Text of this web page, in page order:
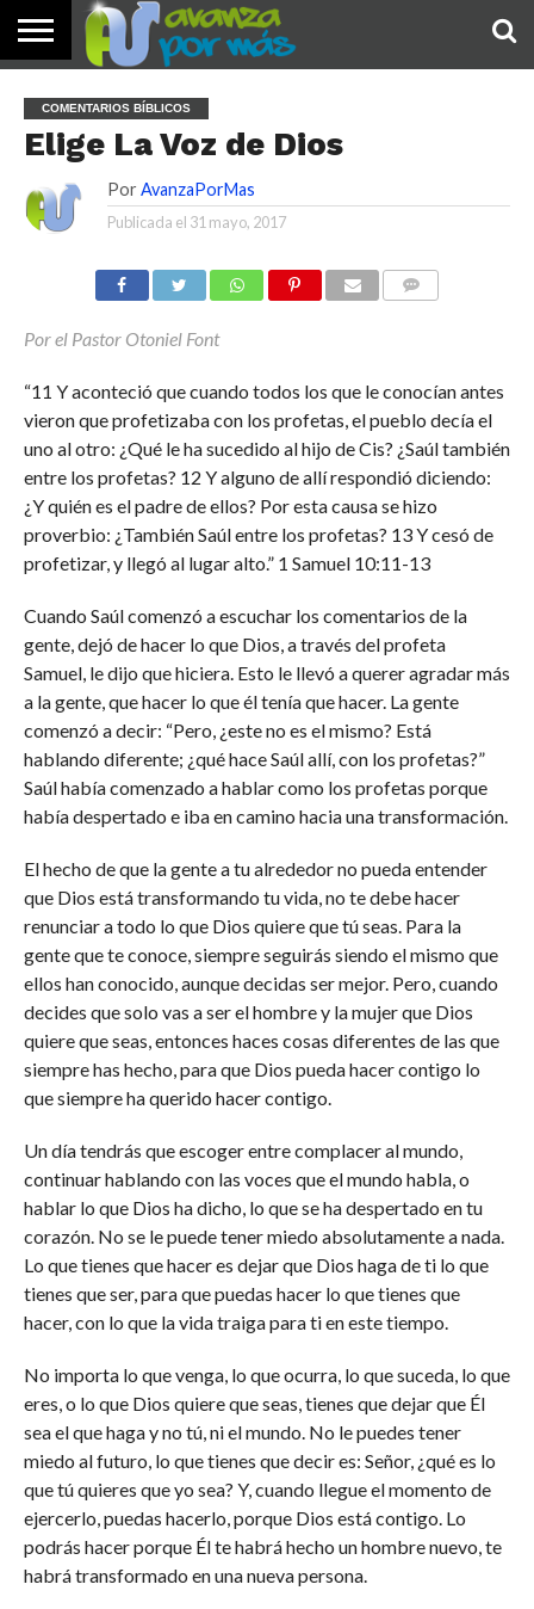
PALABRA
DE HOY
DEVOCIONALES
NOTICIAS
TESTIMONIOS
ORACIONES
SOBRE
NOSOTROS
IMÁGENES
COMENTARIOS BÍBLICOS
Elige La Voz de Dios
Por AvanzaPorMas
Publicada el 31 mayo, 2017
Por el Pastor Otoniel Font
“11 Y aconteció que cuando todos los que le conocían antes
vieron que profetizaba con los profetas, el pueblo decía el
uno al otro: ¿Qué le ha sucedido al hijo de Cis? ¿Saúl también
entre los profetas? 12 Y alguno de allí respondió diciendo:
¿Y quién es el padre de ellos? Por esta causa se hizo
proverbio: ¿También Saúl entre los profetas? 13 Y cesó de
profetizar, y llegó al lugar alto.” 1 Samuel 10:11-13
Cuando Saúl comenzó a escuchar los comentarios de la
gente, dejó de hacer lo que Dios, a través del profeta
Samuel, le dijo que hiciera. Esto le llevó a querer agradar más
a la gente, que hacer lo que él tenía que hacer. La gente
comenzó a decir: “Pero, ¿este no es el mismo? Está
hablando diferente; ¿qué hace Saúl allí, con los profetas?”
Saúl había comenzado a hablar como los profetas porque
había despertado e iba en camino hacia una transformación.
El hecho de que la gente a tu alrededor no pueda entender
que Dios está transformando tu vida, no te debe hacer
renunciar a todo lo que Dios quiere que tú seas. Para la
gente que te conoce, siempre seguirás siendo el mismo que
ellos han conocido, aunque decidas ser mejor. Pero, cuando
decides que solo vas a ser el hombre y la mujer que Dios
quiere que seas, entonces haces cosas diferentes de las que
siempre has hecho, para que Dios pueda hacer contigo lo
que siempre ha querido hacer contigo.
Un día tendrás que escoger entre complacer al mundo,
continuar hablando con las voces que el mundo habla, o
hablar lo que Dios ha dicho, lo que se ha despertado en tu
corazón. No se le puede tener miedo absolutamente a nada.
Lo que tienes que hacer es dejar que Dios haga de ti lo que
tienes que ser, para que puedas hacer lo que tienes que
hacer, con lo que la vida traiga para ti en este tiempo.
No importa lo que venga, lo que ocurra, lo que suceda, lo que
eres, o lo que Dios quiere que seas, tienes que dejar que Él
sea el que haga y no tú, ni el mundo. No le puedes tener
miedo al futuro, lo que tienes que decir es: Señor, ¿qué es lo
que tú quieres que yo sea? Y, cuando llegue el momento de
ejercerlo, puedas hacerlo, porque Dios está contigo. Lo
podrás hacer porque Él te habrá hecho un hombre nuevo, te
habrá transformado en una nueva persona.